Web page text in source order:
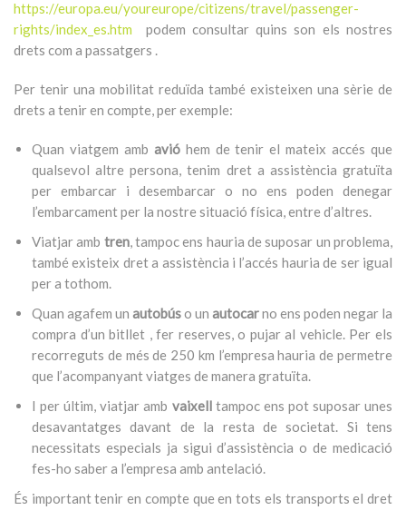
https://europa.eu/youreurope/citizens/travel/passenger-
rights/index_es.htm podem consultar quins son els nostres
drets com a passatgers .
Per tenir una mobilitat reduïda també existeixen una sèrie de
drets a tenir en compte, per exemple:
Quan viatgem amb avióhem de tenir el mateix accés que
qualsevol altre persona, tenim dret a assistència gratuïta
per embarcar i desembarcar o no ens poden denegar
l’embarcament per la nostre situació física, entre d’altres.
Viatjar amb tren, tampoc ens hauria de suposar un problema,
també existeix dret a assistència i l’accés hauria de ser igual
per a tothom.
Quan agafem un autobúso un autocarno ens poden negar la
compra d’un bitllet , fer reserves, o pujar al vehicle. Per els
recorreguts de més de 250 km l’empresa hauria de permetre
que l’acompanyant viatges de manera gratuïta.
I per últim, viatjar amb vaixelltampoc ens pot suposar unes
desavantatges davant de la resta de societat. Si tens
necessitats especials ja sigui d’assistència o de medicació
fes-ho saber a l’empresa amb antelació.
És important tenir en compte que en tots els transports el dret